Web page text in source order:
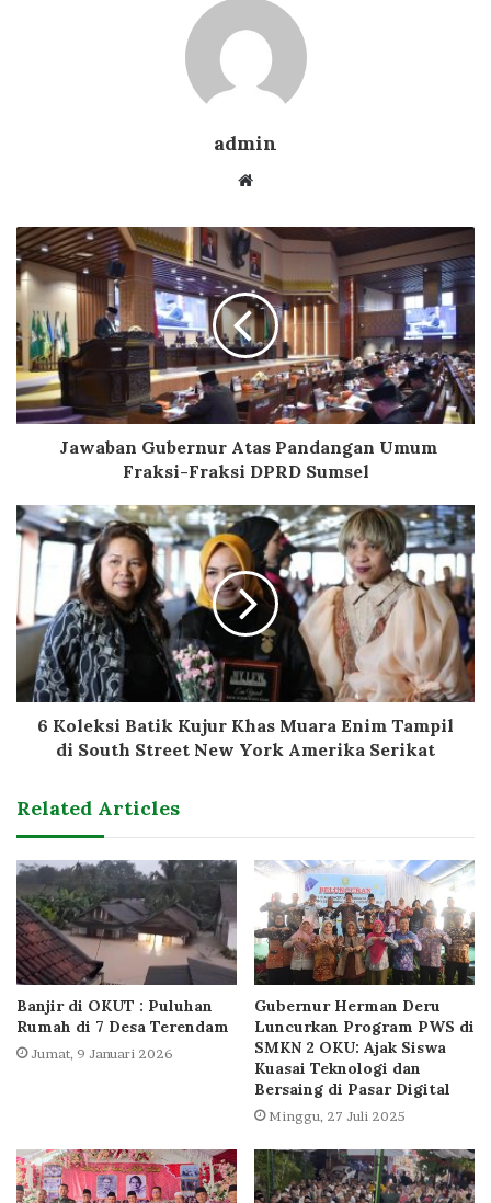
admin
Website
Jawaban Gubernur Atas Pandangan Umum
Fraksi-Fraksi DPRD Sumsel
6 Koleksi Batik Kujur Khas Muara Enim Tampil
di South Street New York Amerika Serikat
Related Articles
Banjir di OKUT : Puluhan
Rumah di 7 Desa Terendam
Jumat, 9 Januari 2026
Gubernur Herman Deru
Luncurkan Program PWS di
SMKN 2 OKU: Ajak Siswa
Kuasai Teknologi dan
Bersaing di Pasar Digital
Minggu, 27 Juli 2025